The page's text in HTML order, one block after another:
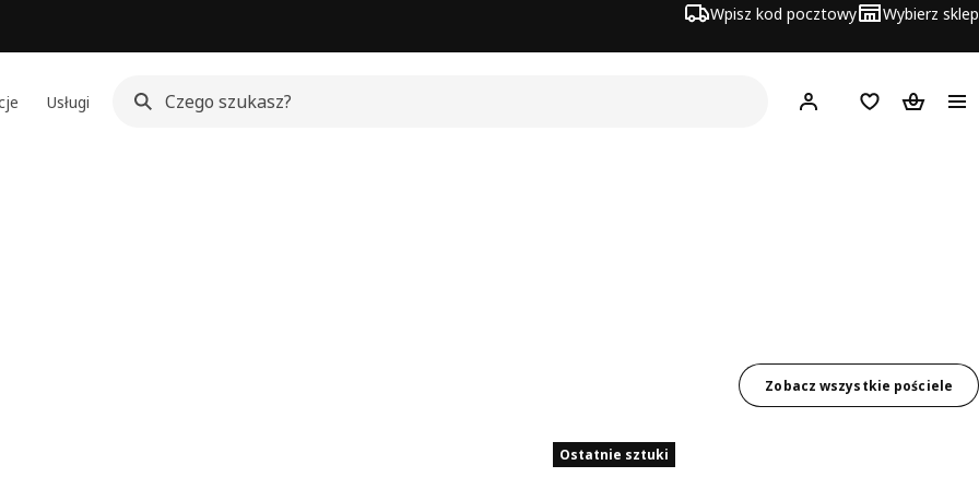
Wpisz kod pocztowy Wybierz sklep
Usługi Hej! Zaloguj się
Lista zakupowa
Koszyk
Zobacz wszystkie pościele
Ostatnie sztuki